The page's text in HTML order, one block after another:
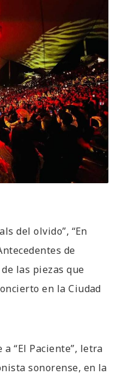
del olvido”, “En
de
las piezas que
en la Ciudad
“El Paciente”, letra
sonorense, en la